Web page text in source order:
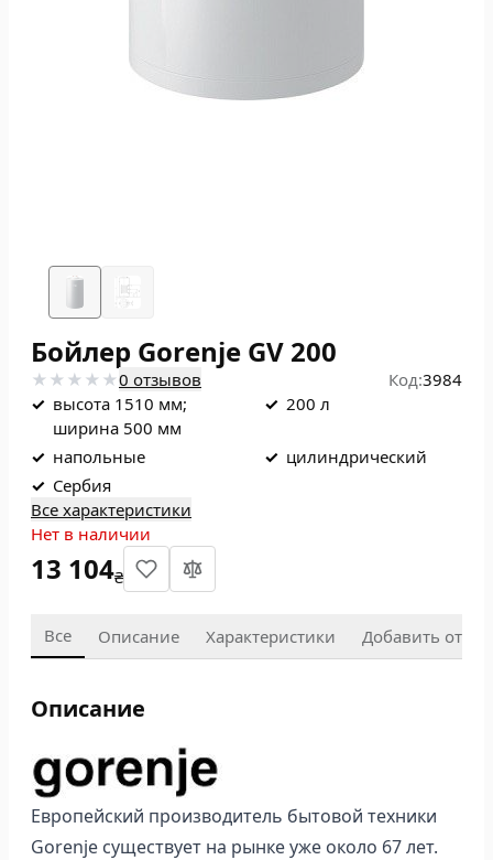
Бойлер Gorenje GV 200
0 отзывов Код:3984
✓ высота 1510 мм;
ширина 500 мм
✓ 200 л
✓ напольные ✓ цилиндрический
✓ Сербия
Все характеристики
Нет в наличии
13 104₴
Все Описание Характеристики Добавить отзыв
Описание
Европейский производитель бытовой техники
Gorenje существует на рынке уже около 67 лет.